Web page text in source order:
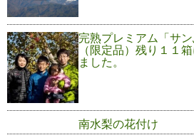
完熟プレミアム「サン
（限定品）残り１１
ました。
南水梨の花付け